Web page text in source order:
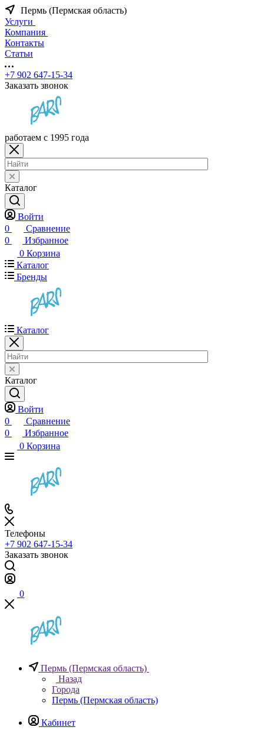
Пермь (Пермская область)
Услуги
Компания
Контакты
Статьи
+7 902 647-15-34
Заказать звонок
работаем с 1995 года
Каталог
Войти
0
Сравнение
0
Избранное
0 Корзина
Каталог
Бренды
Каталог
Каталог
Войти
0
Сравнение
0
Избранное
0 Корзина
Телефоны
+7 902 647-15-34
Заказать звонок
0
Пермь (Пермская область)
Назад
Города
Пермь (Пермская область)
Кабинет